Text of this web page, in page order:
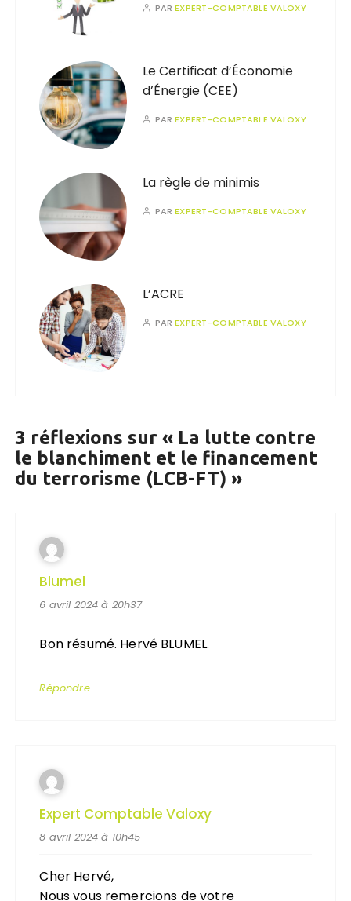
PAREXPERT-COMPTABLE VALOXY
Le Certificat d’Économie
d’Énergie (CEE)
PAREXPERT-COMPTABLE VALOXY
La règle de minimis
PAREXPERT-COMPTABLE VALOXY
L’ACRE
PAREXPERT-COMPTABLE VALOXY
3 réflexions sur « La lutte contre
le blanchiment et le financement
du terrorisme (LCB-FT) »
Blumel
6 avril 2024 à 20h37
Bon résumé. Hervé BLUMEL.
Répondre
Expert Comptable Valoxy
8 avril 2024 à 10h45
Cher Hervé,
Nous vous remercions de votre